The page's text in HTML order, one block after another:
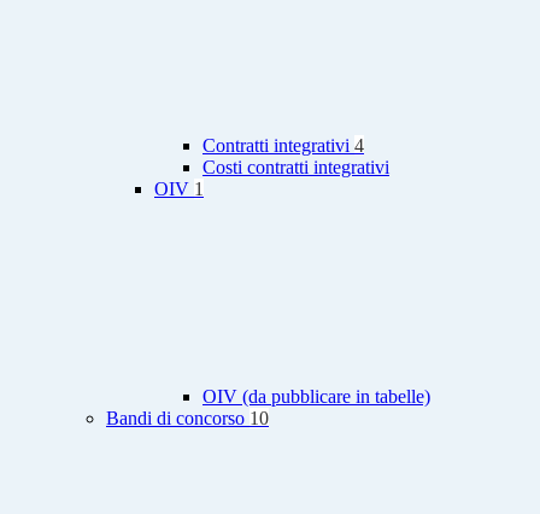
Contratti integrativi 4
Costi contratti integrativi
OIV 1
OIV (da pubblicare in tabelle)
Bandi di concorso 10